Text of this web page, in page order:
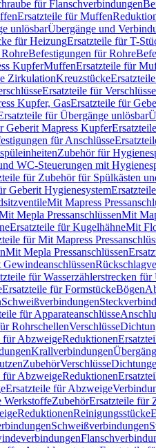
für Flanschverbindungen
Ersatzteile für Muffen
unlösbarÜbergänge und
für HeizungErsatzteile für T-
Befestigungen für Rohre
KupferMuffenErsatzteile für
ZirkulationKreuzstücke
Ersatzteile für Verschlüsse
Kupfer, GasErsatzteile für
für Übergänge unlösbar
Geberit Mapress Kupfer
für Anschlüsse
Zubehör für
WC-Steuerungen mit
für Zubehör für Spülkästen
Geberit Hygienesystem
Mit Mapress
Mepla PressanschlüssenMit
Ersatzteile für KugelhähneMit
für Mit Mapress
Mit Mepla Pressanschlüssen
für Wasserzählerstrecken
Ersatzteile für FormstückeBögen
Schweißverbindungen
für Apparateanschlüsse
RohrschellenVerschlüsse
für AbzweigeReduktionen
Krallverbindungen
ZubehörVerschlüsse
für AbzweigeReduktionen
Ersatzteile für Abzweige
WerkstoffeZubehörErsatzteile für
ReduktionenReinigungsstücke
Schweißverbindungen